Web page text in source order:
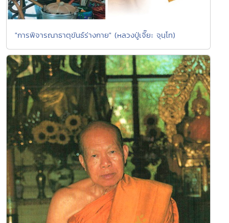
"การพิจารณาธาตุขันธ์ร่างกาย" (หลวงปู่เจี๊ยะ จุนฺโท)